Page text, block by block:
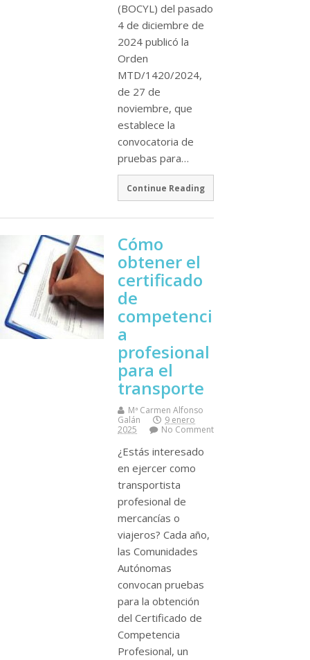
(BOCYL) del pasado
4 de diciembre de
2024 publicó la
Orden
MTD/1420/2024,
de 27 de
noviembre, que
establece la
convocatoria de
pruebas para…
Continue Reading
Cómo
obtener el
certificado
de
competenci
a
profesional
para el
transporte
Mª Carmen Alfonso
Galán
9 enero
2025
No Comment
¿Estás interesado
en ejercer como
transportista
profesional de
mercancías o
viajeros? Cada año,
las Comunidades
Autónomas
convocan pruebas
para la obtención
del Certificado de
Competencia
Profesional, un